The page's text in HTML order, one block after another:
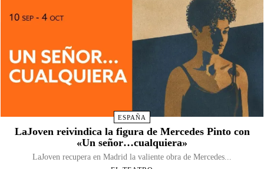
ESPAÑA
LaJoven reivindica la figura de Mercedes Pinto con
«Un señor…cualquiera»
LaJoven recupera en Madrid la valiente obra de Mercedes...